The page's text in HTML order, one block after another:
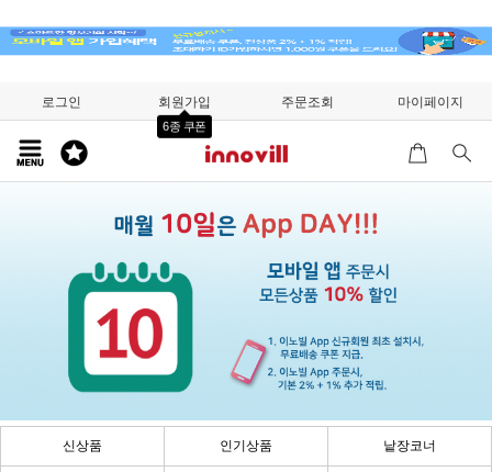
로그인 회원가입
6종 쿠폰
주문조회 마이페이지
신상품 인기상품 낱장코너